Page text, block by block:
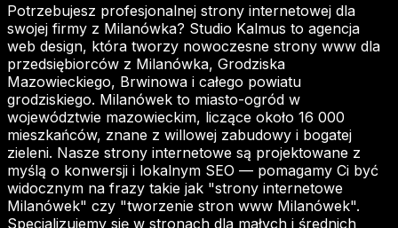
Potrzebujesz profesjonalnej strony internetowej dla
swojej firmy z Milanówka? Studio Kalmus to agencja
web design, która tworzy nowoczesne strony www dla
przedsiębiorców z Milanówka, Grodziska
Mazowieckiego, Brwinowa i całego powiatu
grodziskiego. Milanówek to miasto-ogród w
województwie mazowieckim, liczące około 16 000
mieszkańców, znane z willowej zabudowy i bogatej
zieleni. Nasze strony internetowe są projektowane z
myślą o konwersji i lokalnym SEO — pomagamy Ci być
widocznym na frazy takie jak "strony internetowe
Milanówek" czy "tworzenie stron www Milanówek".
Specjalizujemy się w stronach dla małych i średnich